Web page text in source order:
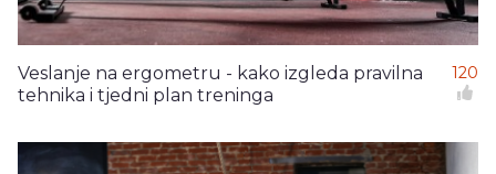
Veslanje na ergometru - kako izgleda pravilna
tehnika i tjedni plan treninga
120